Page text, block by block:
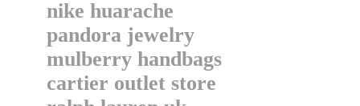
nike huarache
pandora jewelry
mulberry handbags
cartier outlet store